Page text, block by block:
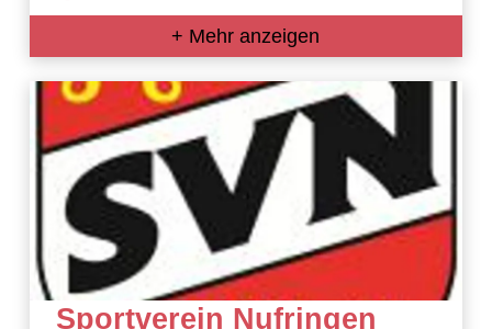
+ Mehr anzeigen
Sportverein Nufringen